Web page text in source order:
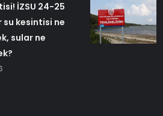
İZSU 24-25
su kesintisi ne
sular ne